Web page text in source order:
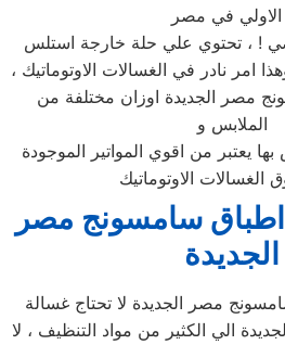
! ، تحتوي علي حلة خارجة استلس
امر نادر في الغسالات الاوتوماتيك ،
مصر الجديدة اوزان مختلفة من
الملابس و
يعتبر من اقوي المواتير الموجودة
سامسونج مصر
الجديدة
مصر الجديدة لا تحتاج غسالة
الي الكثير من مواد التنظيف ، لا